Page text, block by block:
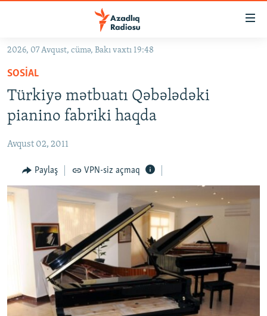
Əsas
qayıt
Əsas
naviqasiyaya
qayıt
GÜNDƏM
#İZAHLA
KORRUPSIOMETR
#ƏSLINDƏ
FƏRQƏ BAX
QANUNI DOĞRU
ARAŞDIRMA
MULTIMEDIA
VIDEO
FOTOQALEREYA
İNFOQRAFIKA
KARIKATURA
RADIO ARXIV
OXU ZALI
AZƏRBAYCAN ƏDƏBIYYATI KITABXANASI
İSLAM VƏ DEMOKRATIYA
HAQQIMIZDA
MISSIYAMIZ
PEŞƏ ETIKASI VƏ JURNALISTIKA STANDARTLARIMIZ
BIZI IZLƏ
2026, 07 Avqust, cümə, Bakı vaxtı 19:48
SOSIAL
Türkiyə mətbuatı Qəbələdəki
pianino fabriki haqda
Avqust 02, 2011
Paylaş VPN-siz açmaq